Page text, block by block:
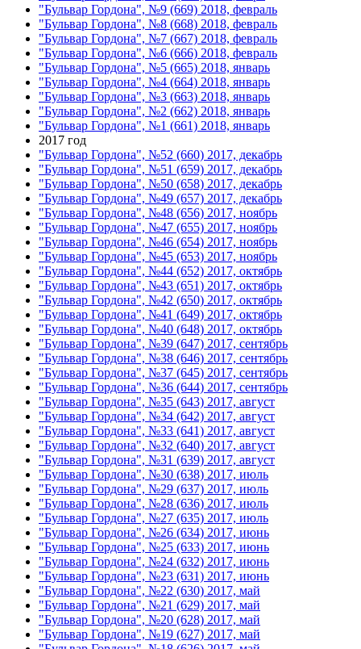
"Бульвар Гордона", №9 (669) 2018, февраль
"Бульвар Гордона", №8 (668) 2018, февраль
"Бульвар Гордона", №7 (667) 2018, февраль
"Бульвар Гордона", №6 (666) 2018, февраль
"Бульвар Гордона", №5 (665) 2018, январь
"Бульвар Гордона", №4 (664) 2018, январь
"Бульвар Гордона", №3 (663) 2018, январь
"Бульвар Гордона", №2 (662) 2018, январь
"Бульвар Гордона", №1 (661) 2018, январь
2017 год
"Бульвар Гордона", №52 (660) 2017, декабрь
"Бульвар Гордона", №51 (659) 2017, декабрь
"Бульвар Гордона", №50 (658) 2017, декабрь
"Бульвар Гордона", №49 (657) 2017, декабрь
"Бульвар Гордона", №48 (656) 2017, ноябрь
"Бульвар Гордона", №47 (655) 2017, ноябрь
"Бульвар Гордона", №46 (654) 2017, ноябрь
"Бульвар Гордона", №45 (653) 2017, ноябрь
"Бульвар Гордона", №44 (652) 2017, октябрь
"Бульвар Гордона", №43 (651) 2017, октябрь
"Бульвар Гордона", №42 (650) 2017, октябрь
"Бульвар Гордона", №41 (649) 2017, октябрь
"Бульвар Гордона", №40 (648) 2017, октябрь
"Бульвар Гордона", №39 (647) 2017, сентябрь
"Бульвар Гордона", №38 (646) 2017, сентябрь
"Бульвар Гордона", №37 (645) 2017, сентябрь
"Бульвар Гордона", №36 (644) 2017, сентябрь
"Бульвар Гордона", №35 (643) 2017, август
"Бульвар Гордона", №34 (642) 2017, август
"Бульвар Гордона", №33 (641) 2017, август
"Бульвар Гордона", №32 (640) 2017, август
"Бульвар Гордона", №31 (639) 2017, август
"Бульвар Гордона", №30 (638) 2017, июль
"Бульвар Гордона", №29 (637) 2017, июль
"Бульвар Гордона", №28 (636) 2017, июль
"Бульвар Гордона", №27 (635) 2017, июль
"Бульвар Гордона", №26 (634) 2017, июнь
"Бульвар Гордона", №25 (633) 2017, июнь
"Бульвар Гордона", №24 (632) 2017, июнь
"Бульвар Гордона", №23 (631) 2017, июнь
"Бульвар Гордона", №22 (630) 2017, май
"Бульвар Гордона", №21 (629) 2017, май
"Бульвар Гордона", №20 (628) 2017, май
"Бульвар Гордона", №19 (627) 2017, май